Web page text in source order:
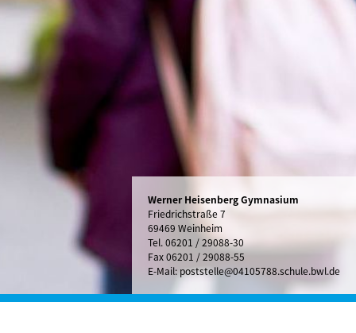
Werner Heisenberg Gymnasium
Friedrichstraße 7
69469 Weinheim
Tel.06201 / 29088-30
Fax 06201 / 29088-55
E-Mail: poststelle@04105788.schule.bwl.de